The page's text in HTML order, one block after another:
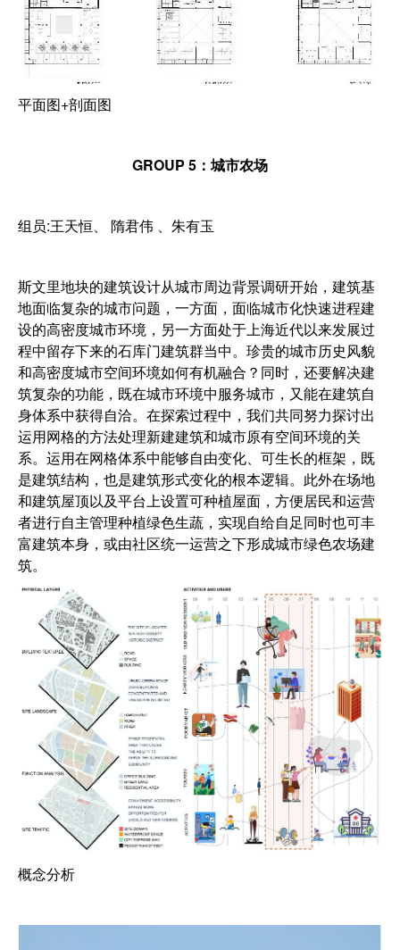
平面图+剖面图
GROUP 5：城市农场
组员:王天恒、 隋君伟 、朱有玉
斯文里地块的建筑设计从城市周边背景调研开始，建筑基
地面临复杂的城市问题，一方面，面临城市化快速进程建
设的高密度城市环境，另一方面处于上海近代以来发展过
程中留存下来的石库门建筑群当中。珍贵的城市历史风貌
和高密度城市空间环境如何有机融合？同时，还要解决建
筑复杂的功能，既在城市环境中服务城市，又能在建筑自
身体系中获得自洽。在探索过程中，我们共同努力探讨出
运用网格的方法处理新建建筑和城市原有空间环境的关
系。运用在网格体系中能够自由变化、可生长的框架，既
是建筑结构，也是建筑形式变化的根本逻辑。此外在场地
和建筑屋顶以及平台上设置可种植屋面，方便居民和运营
者进行自主管理种植绿色生蔬，实现自给自足同时也可丰
富建筑本身，或由社区统一运营之下形成城市绿色农场建
筑。
概念分析